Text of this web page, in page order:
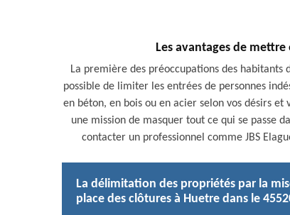
Les avantages de
La première des préoccupations des
possible de limiter les entrées de personnes
en béton, en bois ou en acier selon vos désirs
une mission de masquer tout ce qui se passe
contacter un professionnel comme JBS
La délimitation des propriétés par la
place des clôtures à Huetre dans le